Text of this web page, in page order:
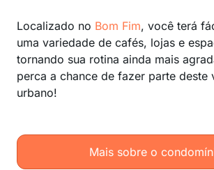
Localizado no Bom Fim, você terá
uma variedade de cafés, lojas e
tornando sua rotina ainda mais
perca a chance de fazer parte deste
urbano!
Mais sobre o